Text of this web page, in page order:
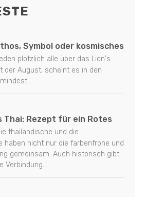
Symbol oder kosmisches
plötzlich alle über das Lion's
der August, scheint es in den
Thai: Rezept für ein Rotes
thailändische und die
haben nicht nur die farbenfrohe und
gemeinsam. Auch historisch gibt
Verbindung...